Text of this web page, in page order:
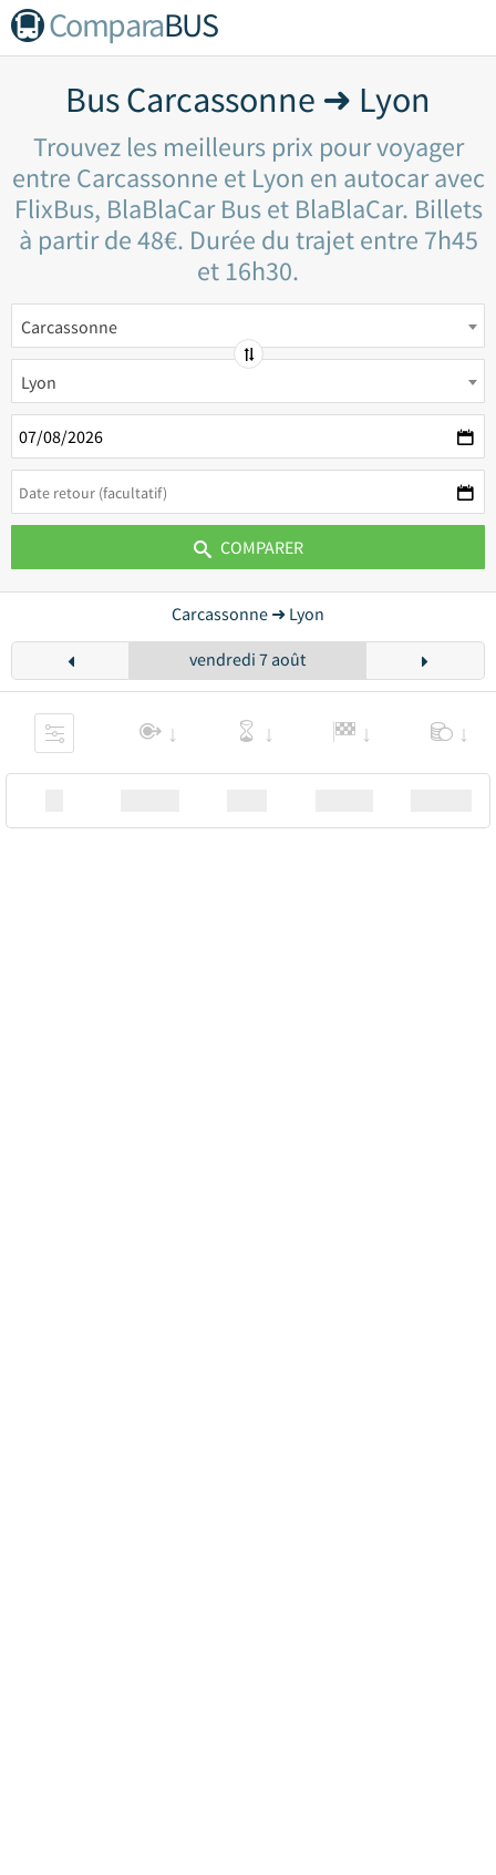
ComparaBUS
Bus Carcassonne ➜ Lyon
Trouvez les meilleurs prix pour voyager
entre Carcassonne et Lyon en autocar avec
FlixBus, BlaBlaCar Bus et BlaBlaCar. Billets
à partir de 48€. Durée du trajet entre 7h45
et 16h30.
Carcassonne
Lyon
COMPARER
Carcassonne ➜ Lyon
vendredi 7 août